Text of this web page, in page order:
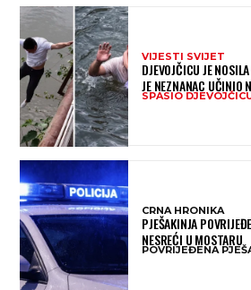
VIJESTI SVIJET
DJEVOJČICU JE
JE NEZNANAC UČINIO
OSTAVILO BEZ RIJEČI
SPASIO
CRNA HRONIKA
PJEŠAKINJA
NESREĆI U MOSTARU
POVRIJEĐENA